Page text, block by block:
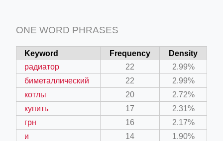
ONE WORD PHRASES
Keyword Frequency
Density
радиатор
22
2.99%
биметаллический
22
2.99%
котлы
20
2.72%
купить
17
2.31%
грн
16
2.17%
и
14
1.90%